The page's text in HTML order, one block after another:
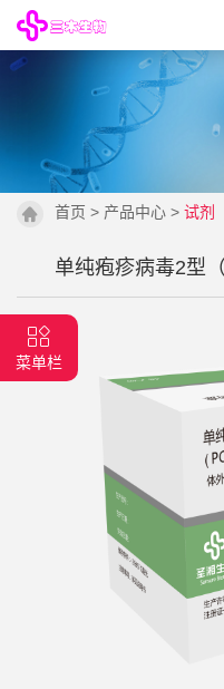
首页 > 产品中心 > 试剂
菜单栏
单纯疱疹病毒2型